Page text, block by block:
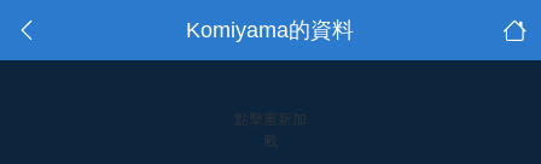
Komiyama的資料
點擊重新加
載